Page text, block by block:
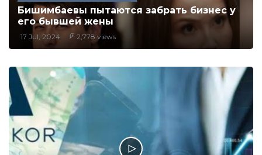
Бишимбаевы пытаются забрать бизнес у
его бывшей жены
17 Jul, 2024 2,778 views